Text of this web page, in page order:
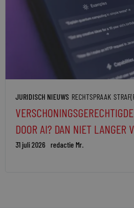
JURIDISCH NIEUWS RECHTSPRAAK
DOOR AI? DAN NIET LANGER
31 juli 2026 redactie Mr.